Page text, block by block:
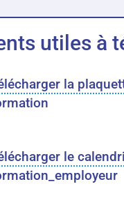
utiles à
la
le